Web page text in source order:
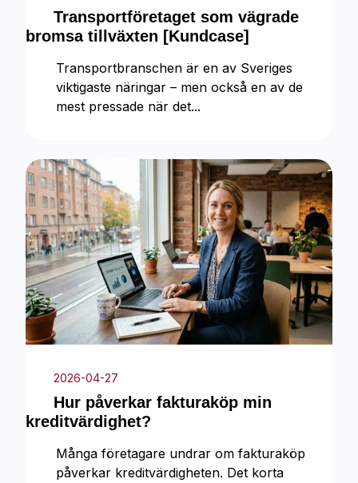
Transportföretaget som vägrade
bromsa tillväxten [Kundcase]
Transportbranschen är en av Sveriges
viktigaste näringar – men också en av de
mest pressade när det...
2026-04-27
Hur påverkar fakturaköp min
kreditvärdighet?
Många företagare undrar om fakturaköp
påverkar kreditvärdigheten. Det korta